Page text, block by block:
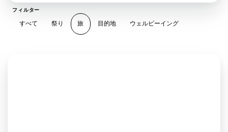
フィルター
すべて 祭り 旅 目的地 ウェルビーイング